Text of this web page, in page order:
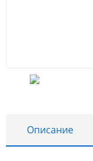
Описание